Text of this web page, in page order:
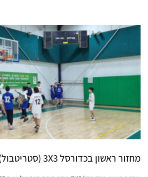
מחזור ראשון בכדורסל 3X3 (סטריטבול) של מחוז חיפה